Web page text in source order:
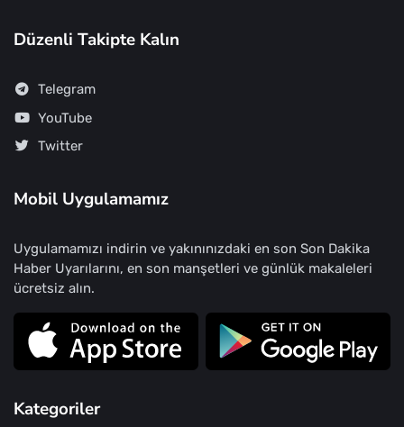
Düzenli Takipte Kalın
Telegram
YouTube
Twitter
Mobil Uygulamamız
Uygulamamızı indirin ve yakınınızdaki en son Son Dakika
Haber Uyarılarını, en son manşetleri ve günlük makaleleri
ücretsiz alın.
Kategoriler